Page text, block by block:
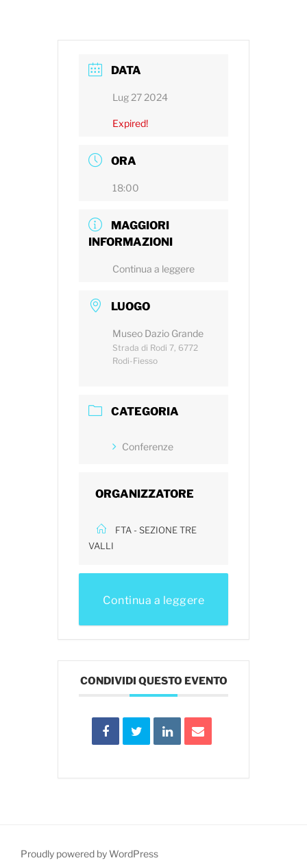
DATA
Lug 27 2024
Expired!
ORA
18:00
MAGGIORI
INFORMAZIONI
Continua a leggere
LUOGO
Museo Dazio Grande
Strada di Rodi 7, 6772
Rodi-Fiesso
CATEGORIA
Conferenze
ORGANIZZATORE
FTA - SEZIONE TRE
VALLI
Continua a leggere
CONDIVIDI QUESTO EVENTO
Proudly powered by WordPress